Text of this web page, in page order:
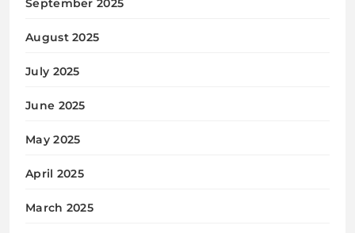
September 2025
August 2025
July 2025
June 2025
May 2025
April 2025
March 2025